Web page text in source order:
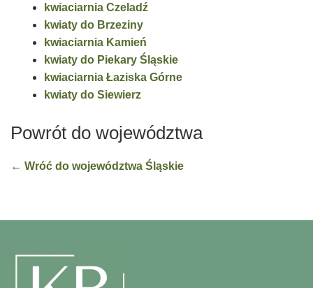
kwiaciarnia Czeladź
kwiaty do Brzeziny
kwiaciarnia Kamień
kwiaty do Piekary Śląskie
kwiaciarnia Łaziska Górne
kwiaty do Siewierz
Powrót do województwa
← Wróć do województwa Śląskie